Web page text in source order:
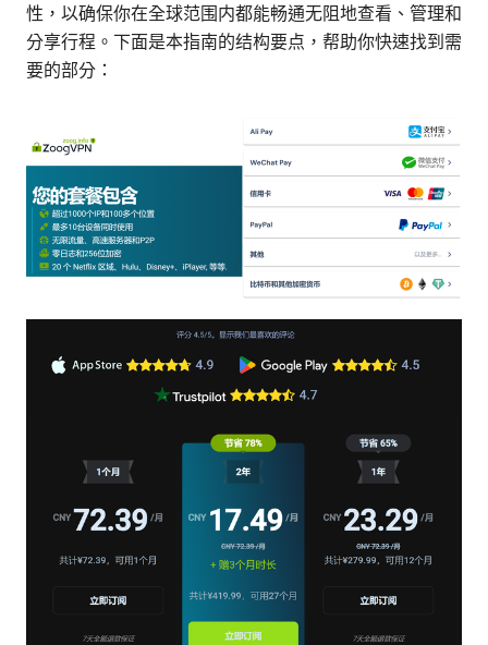
性，以确保你在全球范围内都能畅通无阻地查看、管理和
分享行程。下面是本指南的结构要点，帮助你快速找到需
要的部分：